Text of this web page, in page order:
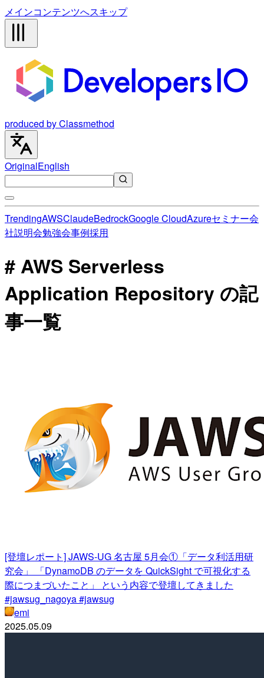
メインコンテンツへスキップ
produced by Classmethod
OriginalEnglish
TrendingAWSClaudeBedrockGoogle CloudAzureセミナー会
社説明会勉強会事例採用
# AWS Serverless
Application Repository の記
事一覧
[登壇レポート] JAWS-UG 名古屋 5月会①「データ利活用研
究会」 「DynamoDB のデータを QuickSight で可視化する
際につまづいたこと」 という内容で登壇してきました
#jawsug_nagoya #jawsug
emi
2025.05.09